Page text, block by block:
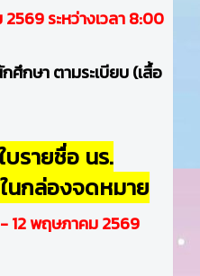
ระหว่างเวลา 8:00
กษา ตามระเบียบ (เสื้อ
รายชื่อ นร.
นกล่องจดหมาย
12 พฤษภาคม 2569